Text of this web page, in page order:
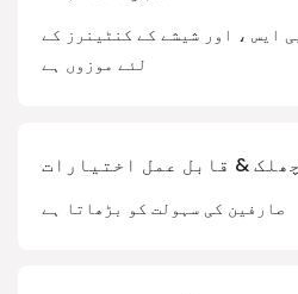
ایس ، اور شیشے کے کنٹینرز کے
لئے موزوں ہے
& قابل عمل اختیارات
صارفین کی سہولت کو بڑھاتا ہے